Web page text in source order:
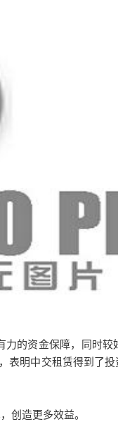
的资金保障，同时
明中交租赁得到了
创造更多效益。